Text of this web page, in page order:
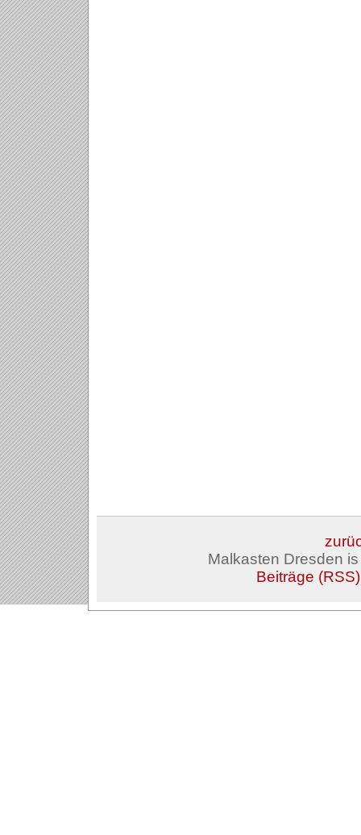
Malkasten Dresden
Beiträge (RSS)